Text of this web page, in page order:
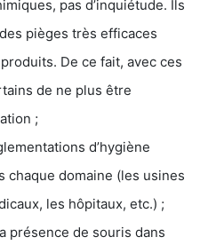
pas d’inquiétude. Ils
pièges très efficaces
De ce fait, avec ces
de ne plus être
;
d’hygiène
chaque domaine (les usines
les hôpitaux, etc.) ;
présence de souris dans